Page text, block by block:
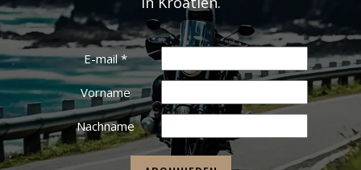
E-mail*
Vorname
Nachname